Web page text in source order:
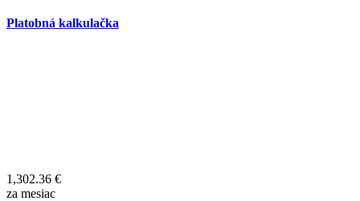
Platobná kalkulačka
1,302.36 €
za mesiac